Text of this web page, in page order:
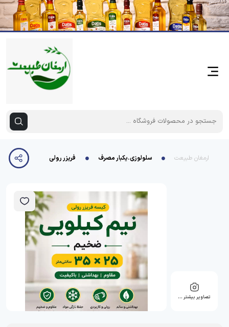
ارمغان طبیعت سلولوزی.یکبار مصرف فریزر رولی نیم کیلویی زخیم 25 آویسا پاک در35
تصاویر بیشتر …